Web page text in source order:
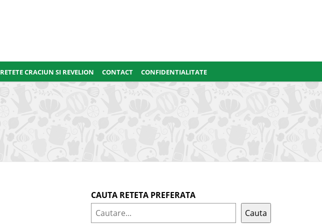
RETETE CRACIUN SI REVELION CONTACT CONFIDENTIALITATE
CAUTA RETETA PREFERATA
Cauta